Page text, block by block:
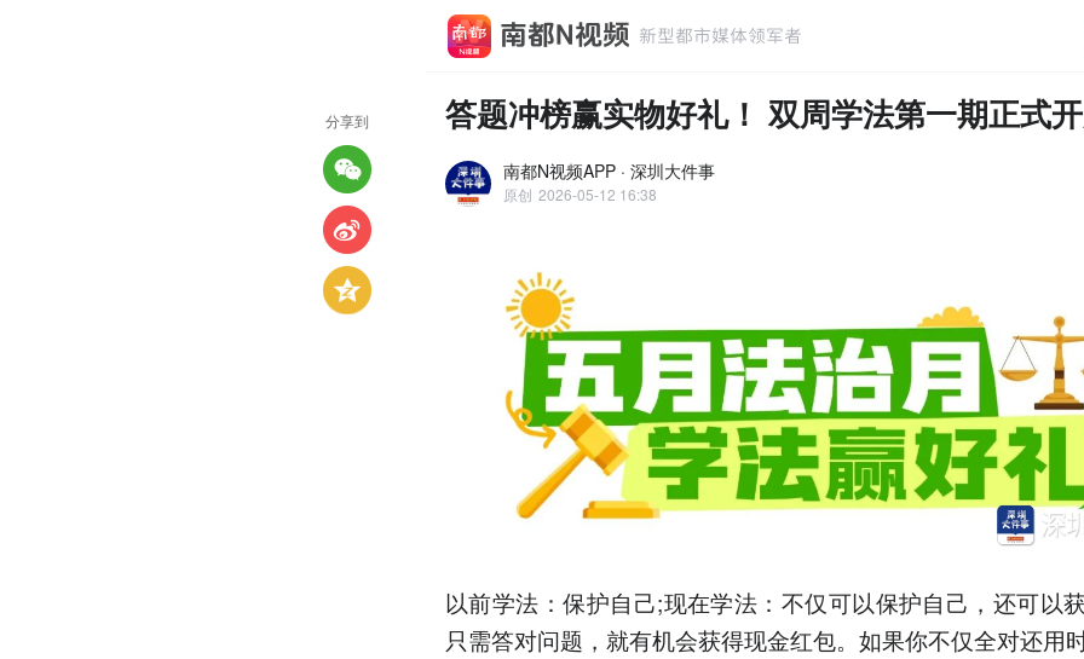
答题冲榜赢实物好礼！ 双周学法第一期正式
南都N视频APP · 深圳大件事
原创 2026-05-12 16:38
以前学法：保护自己;现在学法：不仅可以保护自己，还可以获
只需答对问题，就有机会获得现金红包。如果你不仅全对还用
分享到